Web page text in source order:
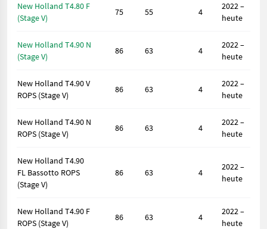
New Holland T4.80 F
(Stage V)
75 55 4
2022 –
heute
New Holland T4.90 N
(Stage V)
86 63 4
2022 –
heute
New Holland T4.90 V
ROPS (Stage V)
86 63 4
2022 –
heute
New Holland T4.90 N
ROPS (Stage V)
86 63 4
2022 –
heute
New Holland T4.90
FL Bassotto ROPS
(Stage V)
86 63 4
2022 –
heute
New Holland T4.90 F
ROPS (Stage V)
86 63 4
2022 –
heute